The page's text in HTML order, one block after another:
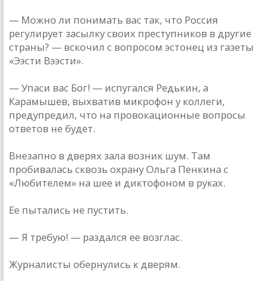
— Можно ли понимать вас так, что Россия
регулирует засылку своих преступников в другие
страны? — вскочил с вопросом эстонец из газеты
«Ээсти Вээсти».
— Упаси вас Бог! — испугался Редькин, а
Карамышев, выхватив микрофон у коллеги,
предупредил, что на провокационные вопросы
ответов не будет.
Внезапно в дверях зала возник шум. Там
пробивалась сквозь охрану Ольга Пенкина с
«Любителем» на шее и диктофоном в руках.
Ее пытались не пустить.
— Я требую! — раздался ее возглас.
Журналисты обернулись к дверям.